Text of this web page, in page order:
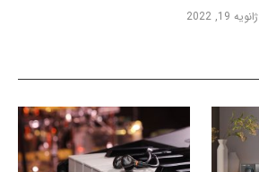
ژانویه 19, 2022